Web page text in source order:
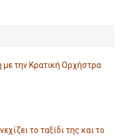
με την Κρατική Ορχήστρα
το ταξίδι της και το